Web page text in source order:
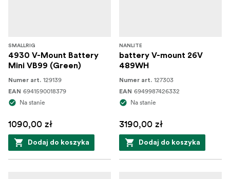
SMALLRIG
4930 V-Mount Battery
Mini VB99 (Green)
Numer art. 129139
EAN 6941590018379
Na stanie
1090,00 zł
Dodaj do koszyka
NANLITE
battery V-mount 26V
489WH
Numer art. 127303
EAN 6949987426332
Na stanie
3190,00 zł
Dodaj do koszyka